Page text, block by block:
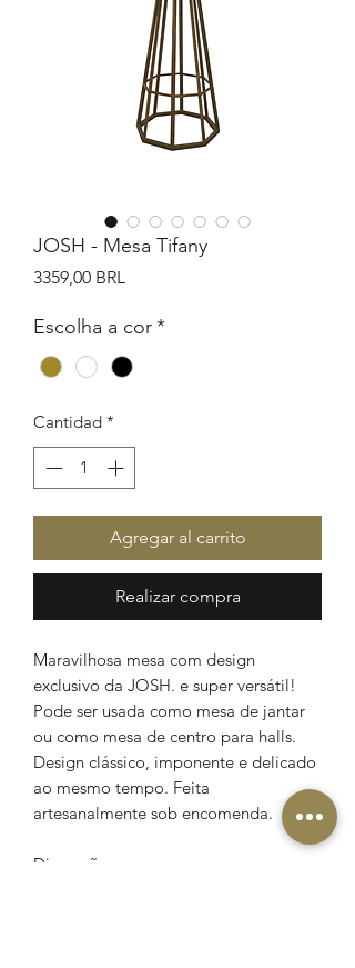
JOSH - Mesa Tifany
3359,00 BRL
Escolha a cor*
Cantidad *
Agregar al carrito
Realizar compra
Maravilhosa mesa com design
exclusivo da JOSH. e super versátil!
Pode ser usada como mesa de jantar
ou como mesa de centro para halls.
Design clássico, imponente e delicado
ao mesmo tempo. Feita
artesanalmente sob encomenda.
Dimensões: